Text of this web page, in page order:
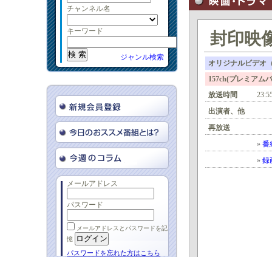
チャンネル名
キーワード
ジャンル検索
メールアドレス
パスワード
メールアドレスとパスワードを記
憶
パスワードを忘れた方はこちら
封印映
オリジナルビデオ
157ch(プレミア
放送時間
出演者、他
再放送
» 番
» 録